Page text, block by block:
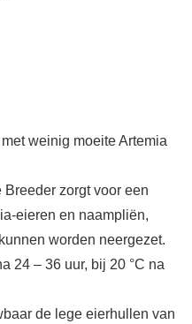
weinig moeite Artemia
zorgt voor een
eieren en naampliën,
worden neergezet.
24 – 36 uur, bij 20 °C na
de lege eierhullen van